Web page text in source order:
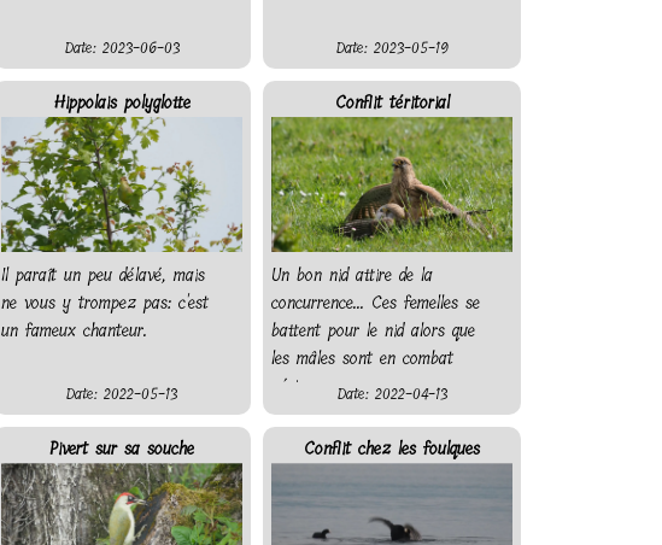
Date: 2023-06-03 Date: 2023-05-19
Hippolais polyglotte
Il paraît un peu délavé, mais
ne vous y trompez pas: c'est
un fameux chanteur.
Date: 2022-05-13
Conflit téritorial
Un bon nid attire de la
concurrence... Ces femelles se
battent pour le nid alors que
les mâles sont en combat
aérien
Date: 2022-04-13
Pivert sur sa souche Conflit chez les foulques